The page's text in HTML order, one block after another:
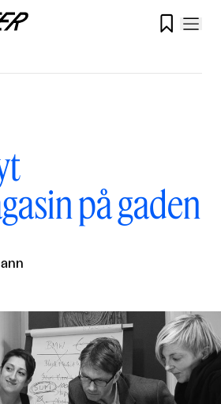

på gaden